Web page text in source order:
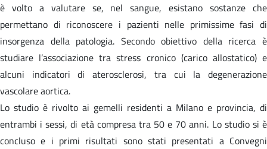
è volto a valutare se, nel sangue, esistano sostanze che
permettano di riconoscere i pazienti nelle primissime fasi di
insorgenza della patologia. Secondo obiettivo della ricerca è
studiare l’associazione tra stress cronico (carico allostatico) e
alcuni indicatori di aterosclerosi, tra cui la degenerazione
vascolare aortica.
Lo studio è rivolto ai gemelli residenti a Milano e provincia, di
entrambi i sessi, di età compresa tra 50 e 70 anni. Lo studio si è
concluso e i primi risultati sono stati presentati a Convegni